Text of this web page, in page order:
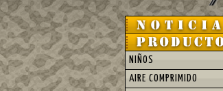
NIÑOS
AIRE COMPRIMIDO